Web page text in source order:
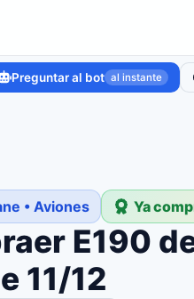
Preguntar al bot al instante
• Aviones Ya
E190
11/12